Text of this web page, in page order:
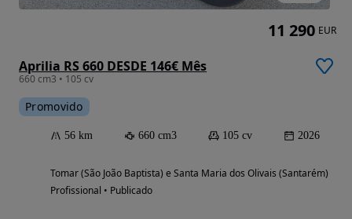
Aprilia RS 660 DESDE 146€ Mês
660 cm3 • 105 cv
Promovido
56 km 660 cm3 105 cv 2026
Tomar (São João Baptista) e Santa Maria dos Olivais (Santarém)
Profissional • Publicado
11 290 EUR